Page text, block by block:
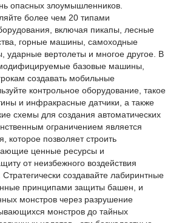
опасных злоумышленников.
более чем 20 типами
включая пикапы, лесные
горные машины, самоходные
ударные вертолеты и многое другое. В
базовые машины,
создавать мобильные
контрольное оборудование, такое
и инфракрасные датчики, а также
схемы для создания автоматических
ограничением является
которое позволяет строить
ценные ресурсы и
от неизбежного воздействия
создавайте лабиринтные
принципами защиты башен, и
монстров через разрушение
монстров до тайных